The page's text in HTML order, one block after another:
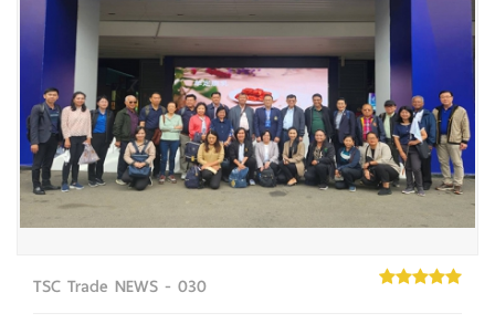
TSC Trade NEWS - 030